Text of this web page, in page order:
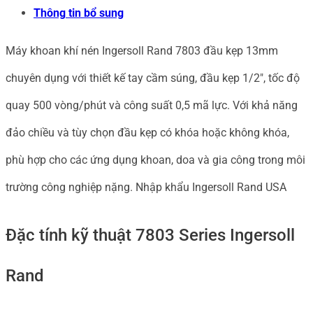
Rand
7803
đầu
kẹp
13mm
số
lượng
Thông tin bổ sung
Máy khoan khí nén Ingersoll Rand 7803 đầu kẹp 13mm
chuyên dụng với thiết kế tay cầm súng, đầu kẹp 1/2″, tốc độ
quay 500 vòng/phút và công suất 0,5 mã lực. Với khả năng
đảo chiều và tùy chọn đầu kẹp có khóa hoặc không khóa,
phù hợp cho các ứng dụng khoan, doa và gia công trong môi
trường công nghiệp nặng. Nhập khẩu Ingersoll Rand USA
Đặc tính kỹ thuật 7803 Series Ingersoll
Rand